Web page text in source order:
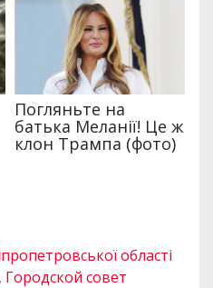
області
, Городской совет